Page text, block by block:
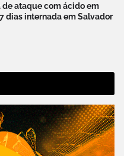
ataque com ácido em
dias internada em Salvador